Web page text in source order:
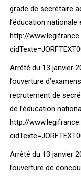
grade de secrétaire
l’éducation nationale
http://
Arrêté du 13 janvier
l’ouverture
recrutement de
de l’éducation
http://
Arrêté du 13 janvier
l’ouverture de